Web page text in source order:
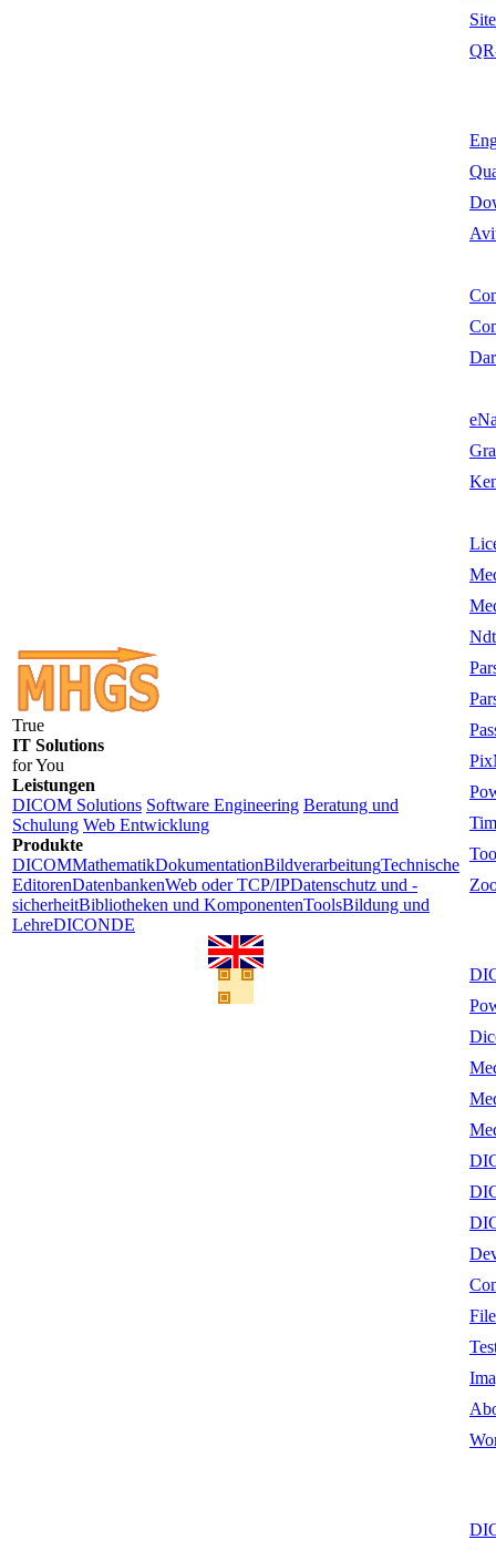
True
IT Solutions
for You
Leistungen
DICOM Solutions Software Engineering Beratung und
Schulung Web Entwicklung
Produkte
DICOMMathematikDokumentationBildverarbeitungTechnische
EditorenDatenbankenWeb oder TCP/IPDatenschutz und -
sicherheitBibliotheken und KomponentenToolsBildung und
LehreDICONDE